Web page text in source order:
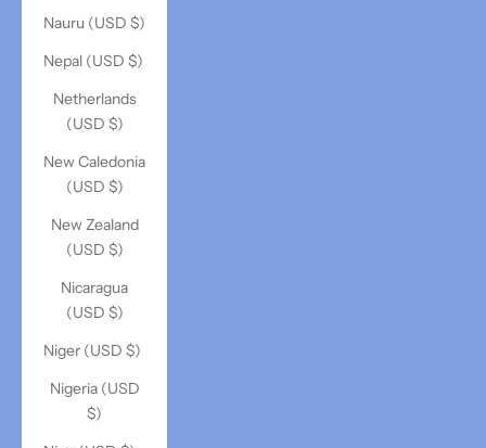
Nauru (USD $)
Nepal (USD $)
Netherlands
(USD $)
New Caledonia
(USD $)
New Zealand
(USD $)
Nicaragua
(USD $)
Niger (USD $)
Nigeria (USD
$)